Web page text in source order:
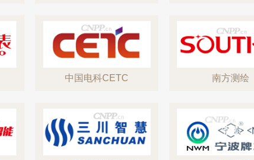
中国电科CETC 南方测绘